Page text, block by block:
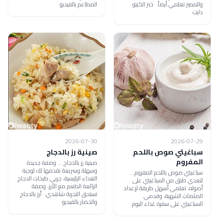
والمميز تعلمي أيضاً: خبز الكيتو
دايت
المطاعم بالفيديو
2026-07-29
سباغيتي صوص باللحم
المفروم
سباغيتي صوص باللحم المفروم ..
لتعدي طبق من السباغيتي على
أصوله، تعلمي أسهل طريقة لإعداد
الصلصات الشهية، وقدمي
السباغيتي على سفرة غداء اليوم
2026-07-30
صينية رز بالدجاج
صينية رز بالدجاج ... وصفة جديدة
وسهلة وسريعة نقدمها لك لوجبة
الغداء الرئيسية، جربي طبخات الدجاج
الرائعة الطعم مع الأرز، وصفة
تستحق التجربة شاهدي: أرز بالدجاج
والخضار بالفيديو